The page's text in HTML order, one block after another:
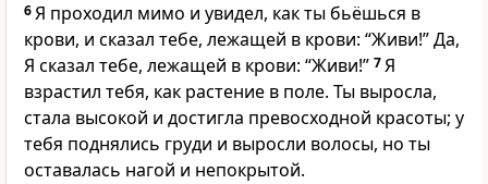
6Я проходил мимо и увидел, как ты бьёшься в
крови, и сказал тебе, лежащей в крови: “Живи!” Да,
Я сказал тебе, лежащей в крови: “Живи!” 7Я
взрастил тебя, как растение в поле. Ты выросла,
стала высокой и достигла превосходной красоты; у
тебя поднялись груди и выросли волосы, но ты
оставалась нагой и непокрытой.